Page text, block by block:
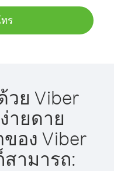
ร
วย Viber
ายดาย
อง Viber
ามารถ: